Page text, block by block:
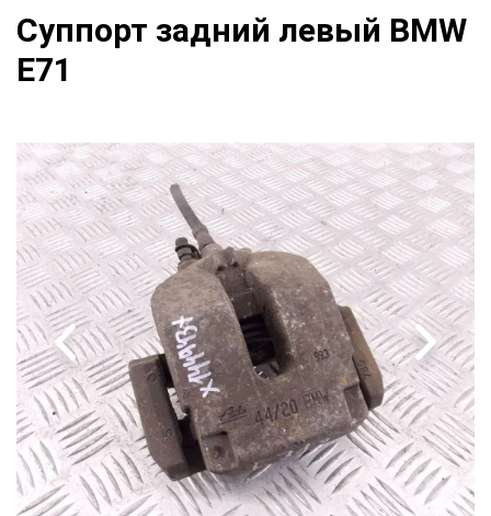
Суппорт задний левый BMW
E71